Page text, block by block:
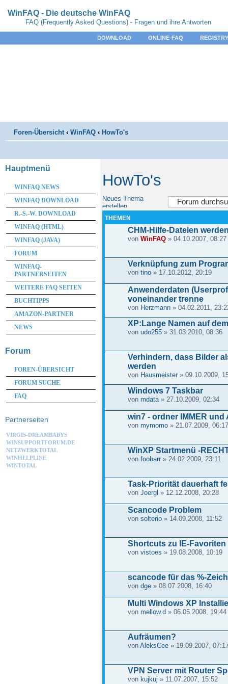
WinFAQ - Die deutsche WinFAQ
FAQ (Frequently Asked Questions) - Fragen und ihre Antworten
DOWNLOAD ONLINE-FAQ
Foren-Übersicht ‹ WinFAQ ‹ HowTo's
HowTo's
Neues Thema
erstellen
THEMEN
CHM-Hilfe-Dateien
von WinFAQ» 04.10.2007, 08:27
Verknüpfung zum
von tino» 17.10.2012, 20:19
Anwenderdaten
voneinander trenne
von Herzmann» 04.02.2011,
XP:Lange Namen auf
von udo255» 31.03.2010, 08:36
Verhindern, dass Bilder
werden
von Hausmeister» 09.10.2009,
Windows 7 Taskbar
von mdata» 27.10.2009, 02:34
win7 - ordner IMMER und
von mymomo» 21.07.2009, 06:17
WinXP Startmenü -
von foobarr» 24.02.2009, 23:11
Task-Priorität dauerhaft
von Joergl » 12.12.2008, 20:28
Scancode Problem
von solterio» 14.09.2008, 11:52
Shortcuts zu IE-Favoriten
von vistoes » 19.08.2008, 10:19
scancode für das %-
von dge» 08.07.2008, 16:40
Multi Windows XP
von mellow.d » 06.05.2008, 19:44
Aufräumen?
von AleksCee» 19.09.2007,
VPN Server mit Router
von kujkuj » 11.07.2007, 15:52
Hauptmenü
WINFAQ NEWS
WINFAQ DOWNLOAD
R.-S.-W. DOWNLOAD
WINFAQ (HTML)
WINFAQ (JAVA)
FORUM
WINFAQ-
PARTNERSEITEN
WEITERE FAQ SEITEN
BUCHTIPPS
AMAZON-PARTNER
NEWS
Forum
FOREN-ÜBERSICHT
FORUM SUCHE
FAQ
Partnerseiten
VIRGIS-DREAMBABYS
WINSUPPORTFORUM.DE
NETZWERKTOTAL
WINHELPLINE
WINTOTAL